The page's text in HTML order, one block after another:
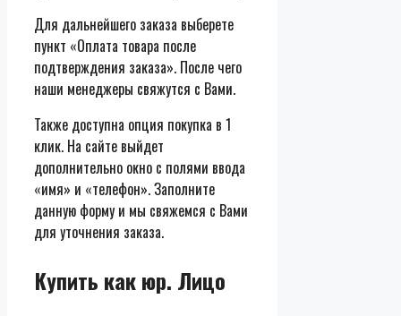
Для дальнейшего заказа выберете
пункт «Оплата товара после
подтверждения заказа». После чего
наши менеджеры свяжутся с Вами.
Также доступна опция покупка в 1
клик. На сайте выйдет
дополнительно окно с полями ввода
«имя» и «телефон». Заполните
данную форму и мы свяжемся с Вами
для уточнения заказа.
Купить как юр. Лицо